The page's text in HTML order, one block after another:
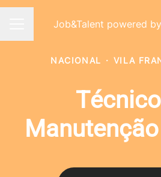
Menu de carreiras
Job&Talent powered
NACIONAL · VILA